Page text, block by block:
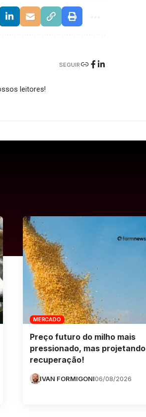
SEGUIR
leitores!
MERCADO
Preço futuro do milho mais
pressionado, mas projetando
recuperação!
IVAN FORMIGONI06/08/2026